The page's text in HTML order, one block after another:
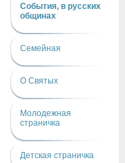
События, в русских
общинах
Семейная
О Святых
Молодежная
страничка
Детская страничка